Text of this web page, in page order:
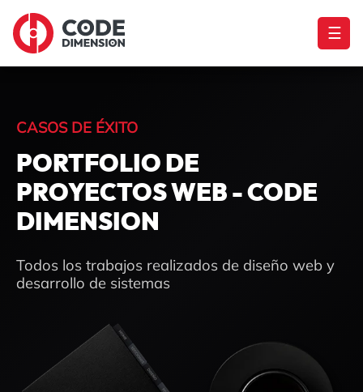
☰
CASOS DE ÉXITO
PORTFOLIO DE
PROYECTOS WEB - CODE
DIMENSION
Todos los trabajos realizados de diseño web y
desarrollo de sistemas